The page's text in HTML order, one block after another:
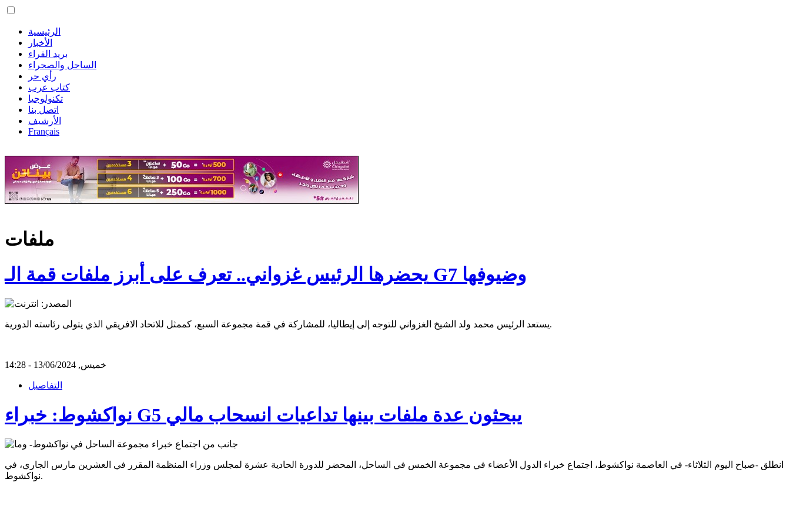
الرئيسية
الأخبار
بريد القراء
الساحل والصحراء
رأي حر
كتاب عرب
تكنولوجيا
اتصل بنا
الأرشيف
Français
ملفات
يحضرها الرئيس غزواني.. تعرف على أبرز ملفات قمة الـ G7 وضيوفها
يستعد الرئيس محمد ولد الشيخ الغزواني للتوجه إلى إيطاليا، للمشاركة في قمة مجموعة السبع، كممثل للاتحاد الافريقي الذي يتولى رئاسته الدورية.
خميس, 13/06/2024 - 14:28
التفاصيل
نواكشوط: خبراء G5 يبحثون عدة ملفات بينها تداعيات انسحاب مالي
انطلق -صباح اليوم الثلاثاء- في العاصمة نواكشوط، اجتماع خبراء الدول الأعضاء في مجموعة الخمس في الساحل، المحضر للدورة الحادية عشرة لمجلس وزراء المنظمة المقرر في العشرين مارس الجاري، في
نواكشوط.